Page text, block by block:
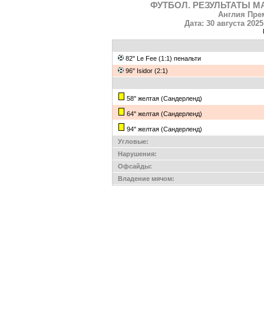
ФУТБОЛ. РЕЗУЛЬТАТЫ
Англия
Дата: 30 августа
82'' Le Fee (1:1) пенальти
96'' Isidor (2:1)
58'' желтая (Сандерленд)
64'' желтая (Сандерленд)
94'' желтая (Сандерленд)
Угловые:
Нарушения:
Офсайды:
Владение мячом: